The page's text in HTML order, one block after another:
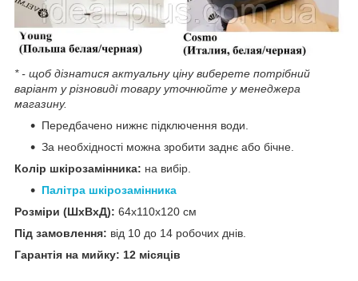
* - щоб дізнатися актуальну ціну виберете потрібний
варіант у різновиді товару уточнюйте у менеджера
магазину.
Передбачено нижнє підключення води.
За необхідності можна зробити заднє або бічне.
Колір шкірозамінника: на вибір.
Палітра шкірозамінника
Розміри (ШхВхД): 64х110х120 см
Під замовлення: від 10 до 14 робочих днів.
Гарантія на мийку: 12 місяців